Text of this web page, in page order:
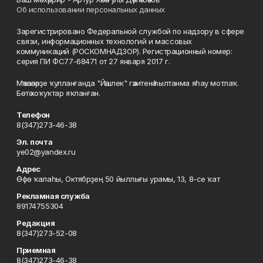
Об использовании персональных данных
Зарегистрировано Федеральной службой по надзору в сфере
связи, информационных технологий и массовых
коммуникаций (РОСКОМНАДЗОР). Регистрационный номер:
серия ПИ ФС77-68471 от 27 января 2017 г.
Мәҡәләләрҙе ҡулланғанда "Йәшлек" гәзитенә һылтанма яһау мотлаҡ.
Бөтә хоҡуҡтар яҡланған.
Телефон
8(347)273-46-38
Эл. почта
ye02@yandex.ru
Адрес
Өфө ҡалаһы, Октябрҙең 50 йыллығы урамы, 13, 8-се ҡат
Рекламная служба
89174755304
Редакция
8(347)273-52-08
Приемная
8(347)273-46-38